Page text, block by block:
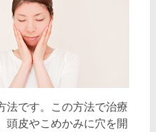
法です。この方法で治療
頭皮やこめかみに穴を開